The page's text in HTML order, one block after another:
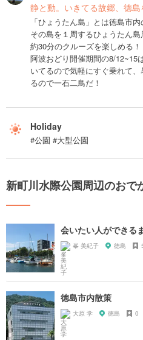
静と動。いきてる故郷、徳
「ひょうたん島」とは徳島市
その島を１周するひょうたん
約30分のクルーズを楽しめる！
阿波おどり開催期間の8/12~15
いてるので気軽にすぐ乗れて
るので一石二鳥だ！
Holiday
#公園 #大型公園
新町川水際公園周辺のおで
会いたい人ができる
峯 美紀子 徳島
徳島市内散策
大原 学 徳島 0